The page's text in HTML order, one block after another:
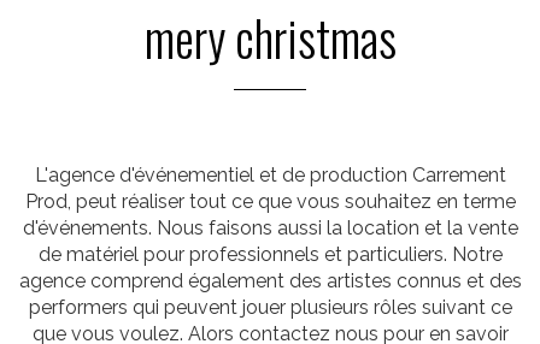
mery christmas
L'agence d'événementiel et de production Carrement
Prod, peut réaliser tout ce que vous souhaitez en terme
d'événements. Nous faisons aussi la location et la vente
de matériel pour professionnels et particuliers. Notre
agence comprend également des artistes connus et des
performers qui peuvent jouer plusieurs rôles suivant ce
que vous voulez. Alors contactez nous pour en savoir